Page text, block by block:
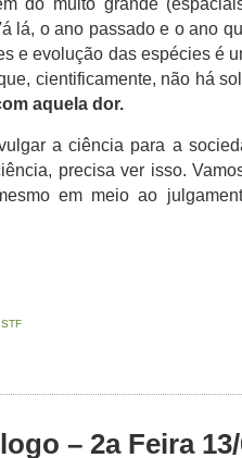
lá, o ano passado e o ano
e evolução das espécies é
cientificamente, não há
aquela dor.
a ciência para a
precisa ver isso.
em meio ao
STF
– 2a Feira 13/